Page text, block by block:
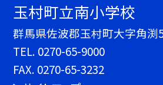
玉村町立南小学校
群馬県佐波郡玉村町大字角渕
TEL. 0270-65-9000
FAX. 0270-65-3232